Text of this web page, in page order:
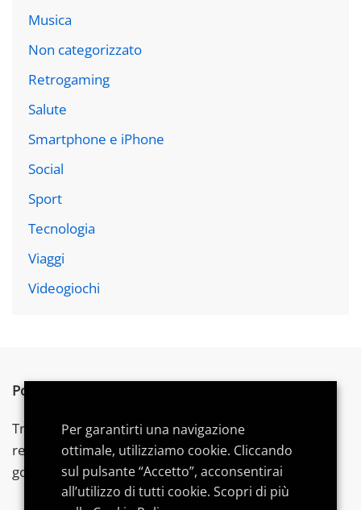
Musica
Non categorizzato
Retrogaming
Salute
Smartphone e iPhone
Social
Sport
Tecnologia
Viaggi
Videogiochi
Postword.it
Troverai articoli su tecnologia,videogames
recensioni, consigli di acquisto eguidededicate per
goderti al meglio le tuepassioni.
Per garantirti una navigazione
ottimale, utilizziamo cookie. Cliccando
sul pulsante “Accetto”, acconsentirai
all’utilizzo di tutti cookie. Scopri di più